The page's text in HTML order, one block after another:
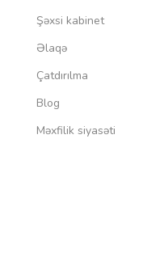
Şəxsi kabinet
Əlaqə
Çatdırılma
Blog
Məxfilik siyasəti